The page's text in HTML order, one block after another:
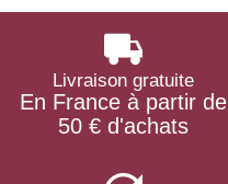
Livraison gratuite
En France à partir de
50 € d'achats